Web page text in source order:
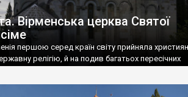
Вірменська церква Святої
першою серед країн світу прийняла
релігію, й на подив багатьох пересічних